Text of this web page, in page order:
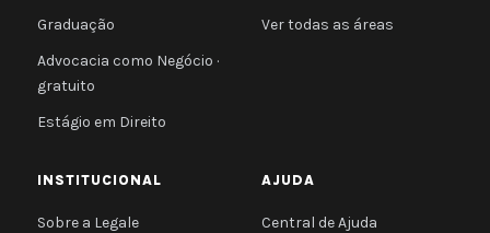
Graduação
Advocacia como Negócio ·
gratuito
Estágio em Direito
Ver todas as áreas
INSTITUCIONAL
Sobre a Legale
AJUDA
Central de Ajuda